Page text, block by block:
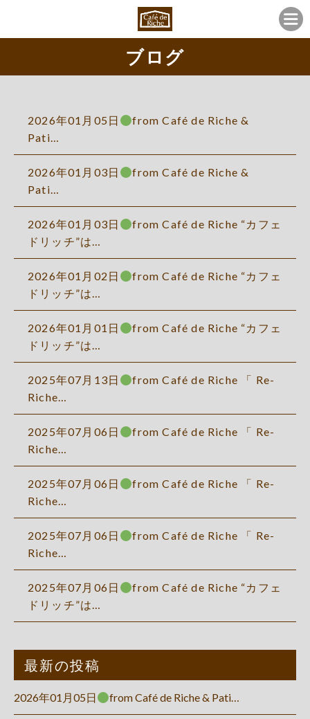
ブログ
2026年01月05日
from Café de Riche &
Pati…
2026年01月03日
from Café de Riche &
Pati…
2026年01月03日
from Café de Riche “カフェ
ドリッチ”は…
2026年01月02日
from Café de Riche “カフェ
ドリッチ”は…
2026年01月01日
from Café de Riche “カフェ
ドリッチ”は…
2025年07月13日
from Café de Riche 「 Re-
Riche…
2025年07月06日
from Café de Riche 「 Re-
Riche…
2025年07月06日
from Café de Riche 「 Re-
Riche…
2025年07月06日
from Café de Riche 「 Re-
Riche…
2025年07月06日
from Café de Riche “カフェ
ドリッチ”は…
最新の投稿
2026年01月05日 from Café de Riche & Pati…